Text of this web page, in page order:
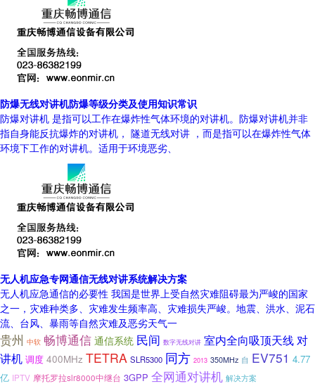
防爆无线对讲机防爆等级分类及使用知识常识
防爆对讲机 是指可以工作在爆炸性气体环境的对讲机。防爆对讲机并非
指自身能反抗爆炸的对讲机， 隧道无线对讲 ，而是指可以在爆炸性气体
环境下工作的对讲机。适用于环境恶劣、
无人机应急专网通信无线对讲系统解决方案
无人机应急通信的必要性 我国是世界上受自然灾难阻碍最为严峻的国家
之一，灾难种类多、灾难发生频率高、灾难损失严峻。地震、洪水、泥石
流、台风、暴雨等自然灾难及恶劣天气一
贵州 中软 畅博通信 通信系统 民间 数字无线对讲 室内全向吸顶天线对
讲机 调度 400MHz TETRA SLR5300 同方 2013 350MHz 自 EV751 4.77
亿 IPTV 摩托罗拉slr8000中继台 3GPP 全网通对讲机 解决方案